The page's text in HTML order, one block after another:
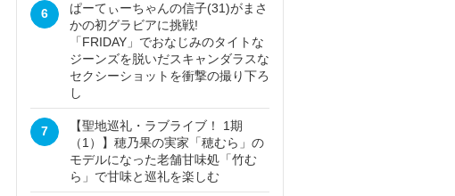
6
ぱーてぃーちゃんの信子(31)がまさ
かの初グラビアに挑戦!
「FRIDAY」でおなじみのタイトな
ジーンズを脱いだスキャンダラスな
セクシーショットを衝撃の撮り下ろ
し
7
【聖地巡礼・ラブライブ！ 1期
（1）】穂乃果の実家「穂むら」の
モデルになった老舗甘味処「竹む
ら」で甘味と巡礼を楽しむ